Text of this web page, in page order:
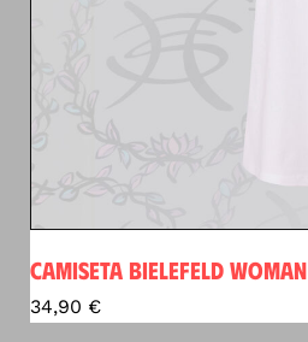
CAMISETA BIELEFELD WOMAN
34,90 €